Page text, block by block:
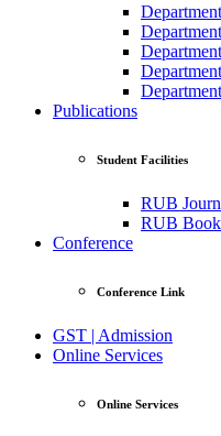
Publications
Student Facilities
RUB
RUB
Conference
Conference Link
GST | Admission
Online Services
Online Services